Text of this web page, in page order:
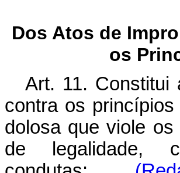
Dos Atos de
os
Art. 11. Constitui
contra os
dolosa que viole
de legalidade,